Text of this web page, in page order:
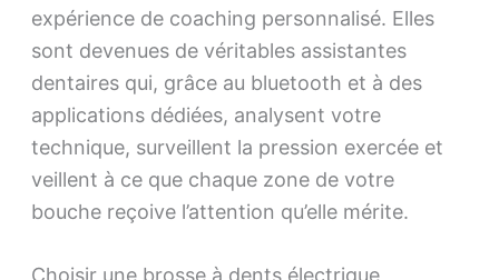
expérience de coaching personnalisé. Elles
sont devenues de véritables assistantes
dentaires qui, grâce au bluetooth et à des
applications dédiées, analysent votre
technique, surveillent la pression exercée et
veillent à ce que chaque zone de votre
bouche reçoive l’attention qu’elle mérite.